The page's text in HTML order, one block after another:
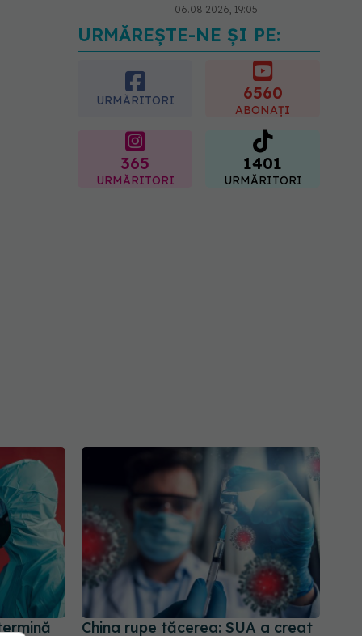
06.08.2026, 19:05
EXCLUSIV Brahiterapie
vs radioterapie externă în
cancerul ginecologic. Dr.
Sorin Bogdan (SANADOR)
explică diferența și cum
acționează tratamentul
URMĂREȘTE-NE ȘI PE:
URMĂRITORI 6560
ABONAȚI
365
URMĂRITORI
1401
URMĂRITORI
China rupe tăcerea: SUA a creat